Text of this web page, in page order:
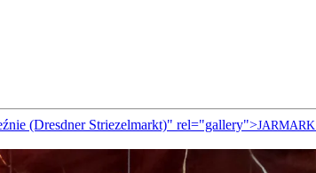
(Dresdner Striezelmarkt)" rel="gallery">JARMARK